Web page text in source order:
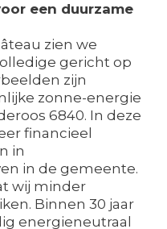
een duurzame
zien we
gericht op
zijn
zonne-energie
6840. In deze
financieel
in
in de gemeente.
wij minder
Binnen 30 jaar
energieneutraal